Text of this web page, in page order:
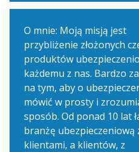
O mnie: Moją misją jest
przybliżenie złożonych
produktów
każdemu z nas. Bardzo
na tym, aby o
mówić w prosty i
sposób. Od ponad 10 lat
branżę ubezpieczeniową
klientami, a klientów, z